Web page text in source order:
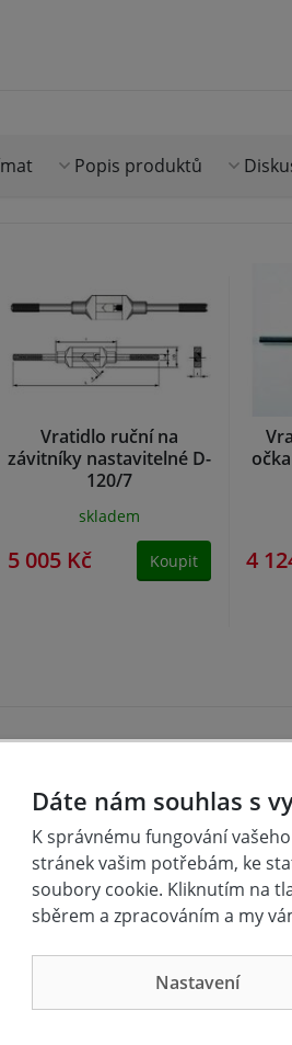
Popis produktů
Vratidlo ruční na
závitníky nastavitelné D-
120/7
skladem
5 005 Kč Koupit 4
Dáte nám souhlas s
K správnému fungování
stránek vašim potřebám, ke
soubory cookie. Kliknutím na
sběrem a zpracováním a my
Nastavení